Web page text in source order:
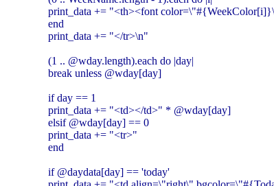
print_data += "<th><font
end
print_data += "</tr>\n"
(1 .. @wday.length).each do |day|
break unless @wday[day]
if day == 1
print_data += "<td></td>" * @wday[day]
elsif @wday[day] == 0
print_data += "<tr>"
end
if @daydata[day] == 'today'